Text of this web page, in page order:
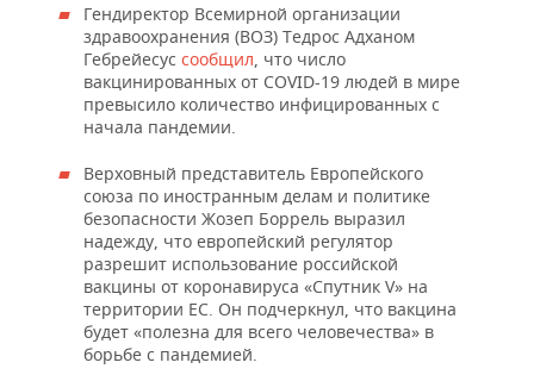
Гендиректор Всемирной организации
здравоохранения (ВОЗ) Тедрос Адханом
Гебрейесус сообщил , что число
вакцинированных от COVID-19 людей в мире
превысило количество инфицированных с
начала пандемии.
Верховный представитель Европейского
союза по иностранным делам и политике
безопасности Жозеп Боррель выразил
надежду, что европейский регулятор
разрешит использование российской
вакцины от коронавируса «Спутник V» на
территории ЕС. Он подчеркнул, что вакцина
будет «полезна для всего человечества» в
борьбе с пандемией.